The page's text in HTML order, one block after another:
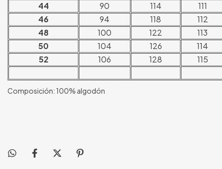
44
90 114
111
46
94 118
112
48
100 122
113
50
104 126
114
52
106 128 115
Composición: 100% algodón